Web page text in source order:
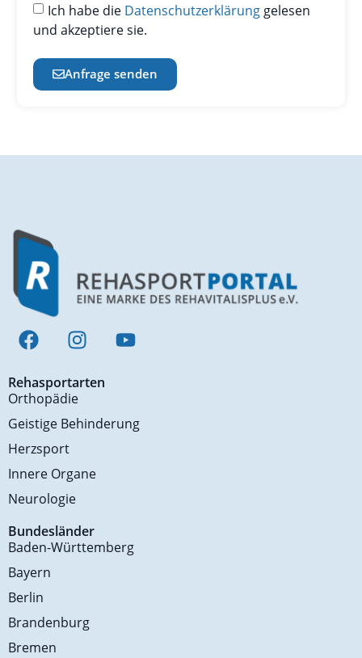
Ich habe die Datenschutzerklärung gelesen
und akzeptiere sie.
Anfrage senden
Rehasportarten
Orthopädie
Geistige Behinderung
Herzsport
Innere Organe
Neurologie
Bundesländer
Baden-Württemberg
Bayern
Berlin
Brandenburg
Bremen